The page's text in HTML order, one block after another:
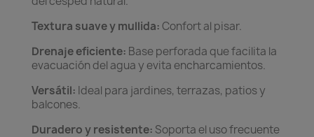
Textura suave y mullida: Confort al pisar.
Drenaje eficiente: Base perforada que facilita la
evacuación del agua y evita encharcamientos.
Versátil: Ideal para jardines, terrazas, patios y
balcones.
Duradero y resistente: Soporta el uso frecuente